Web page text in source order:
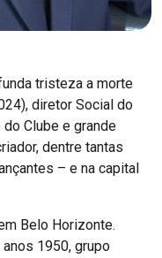
tristeza a morte
diretor Social do
Clube e grande
dentre tantas
– e na capital
Belo Horizonte.
1950, grupo